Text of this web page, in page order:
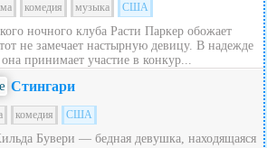
комедия музыка США
ночного клуба Расти Паркер обожает
не замечает настырную девицу. В надежде
принимает участие в конкур...
Стингари
комедия США
Бувери — бедная девушка, находящаяся